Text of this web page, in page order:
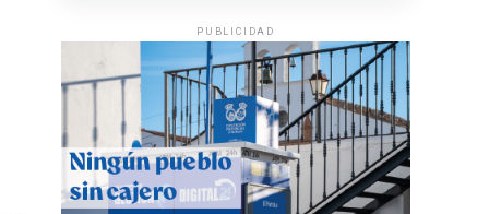
CUARTA CORRIDA DE LAS FIESTAS
COLOMBINAS 2026
·Huelvatv
PUBLICIDAD